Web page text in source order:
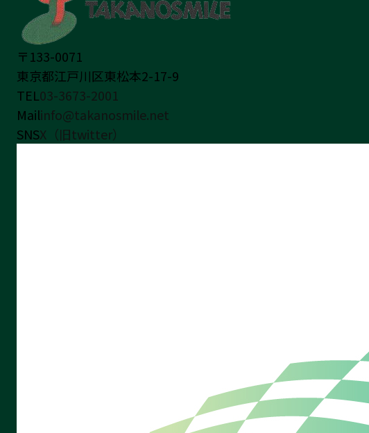
〒133-0071
東京都江戸川区東松本2-17-9
TEL 03-3673-2001
Mailinfo@takanosmile.net
SNSX（旧twitter）